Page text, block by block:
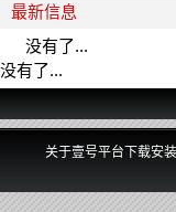
最新信息
没有了...
没有了...
关于壹号平台下载安装